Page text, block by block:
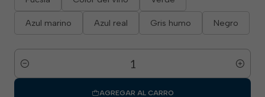
Azul marino Azul real Gris humo Negro
Cantidad
AGREGAR AL CARRO